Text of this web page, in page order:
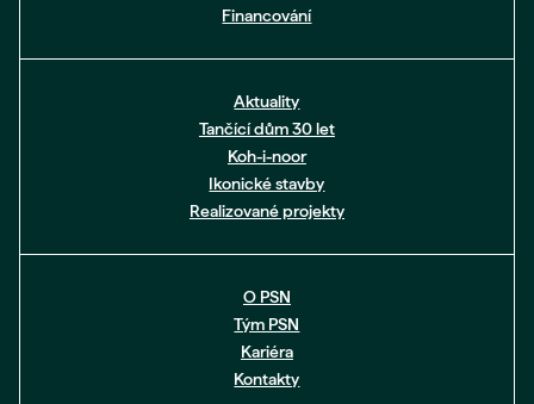
Financování
Aktuality
Tančící dům 30 let
Koh-i-noor
Ikonické stavby
Realizované projekty
O PSN
Tým PSN
Kariéra
Kontakty